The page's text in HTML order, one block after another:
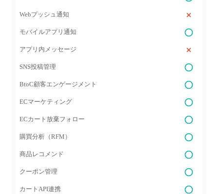
Webプッシュ通知
モバイルアプリ通知
アプリ内メッセージ
SNS投稿管理
BtoC顧客エンゲージメント
ECマーケティング
ECカート放棄フォロー
購買分析（RFM）
商品レコメンド
クーポン管理
カートAPI連携